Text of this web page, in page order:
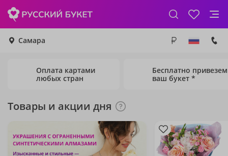
Самара
Оплата картами
любых стран
Бесплатно привезем
ваш букет *
Товары и акции дня